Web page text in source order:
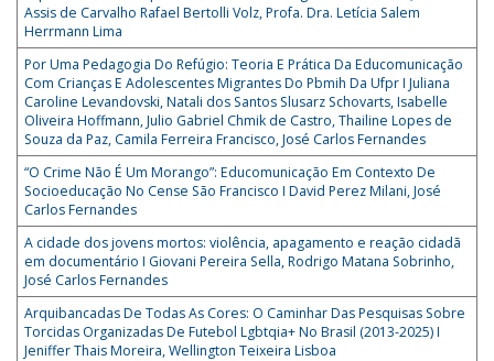
Assis de Carvalho Rafael Bertolli Volz, Profa. Dra. Letícia Salem
Herrmann Lima
Por Uma Pedagogia Do Refúgio: Teoria E Prática Da Educomunicação
Com Crianças E Adolescentes Migrantes Do Pbmih Da Ufpr I Juliana
Caroline Levandovski, Natali dos Santos Slusarz Schovarts, Isabelle
Oliveira Hoffmann, Julio Gabriel Chmik de Castro, Thailine Lopes de
Souza da Paz, Camila Ferreira Francisco, José Carlos Fernandes
“O Crime Não É Um Morango”: Educomunicação Em Contexto De
Socioeducação No Cense São Francisco I David Perez Milani, José
Carlos Fernandes
A cidade dos jovens mortos: violência, apagamento e reação cidadã
em documentário I Giovani Pereira Sella, Rodrigo Matana Sobrinho,
José Carlos Fernandes
Arquibancadas De Todas As Cores: O Caminhar Das Pesquisas Sobre
Torcidas Organizadas De Futebol Lgbtqia+ No Brasil (2013-2025) I
Jeniffer Thais Moreira, Wellington Teixeira Lisboa